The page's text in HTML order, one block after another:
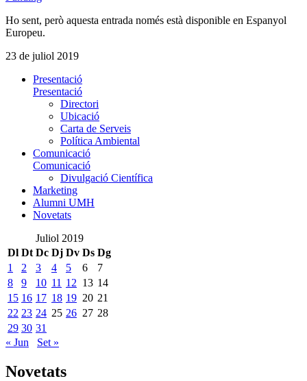
Ho sent, però aquesta entrada només està disponible en Espanyol
Europeu.
23 de juliol 2019
Presentació
Presentació
Directori
Ubicació
Carta de Serveis
Política Ambiental
Comunicació
Comunicació
Divulgació Científica
Marketing
Alumni UMH
Novetats
Juliol 2019
Dl Dt Dc Dj Dv Ds Dg
1
2 3 4 5 6
7
8
9 10 11 12 13 14
15 16 17 18 19 20 21
22 23 24 25 26 27 28
29 30 31
« Jun
Set »
Novetats